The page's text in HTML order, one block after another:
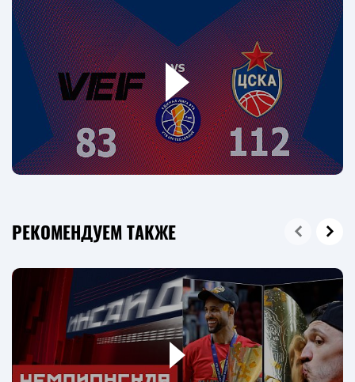
РЕКОМЕНДУЕМ ТАКЖЕ